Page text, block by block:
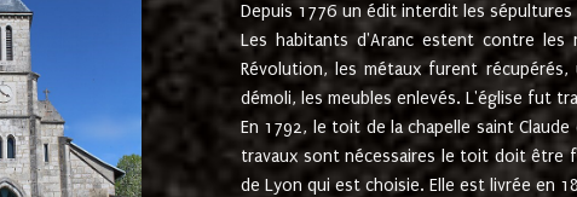
Depuis 1776 un édit interdit les sépultures
Les habitants d'Aranc estent contre les
Révolution, les métaux furent
démoli, les meubles enlevés. L'église fut
En 1792, le toit de la chapelle saint
travaux sont nécessaires le toit doit être
de Lyon qui est choisie. Elle est livrée en